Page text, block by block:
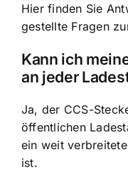
Hier finden Sie
gestellte Fragen
Kann ich
an jeder
Ja, der CCS-
öffentlichen
ein weit
ist.